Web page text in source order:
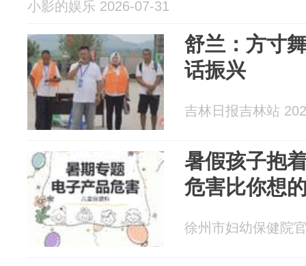
小影的娱乐 2026-07-31
舒兰：方寸
话振兴
吉林日报吉林站
暑假孩子抱
危害比你想
徐州市妇幼保健院